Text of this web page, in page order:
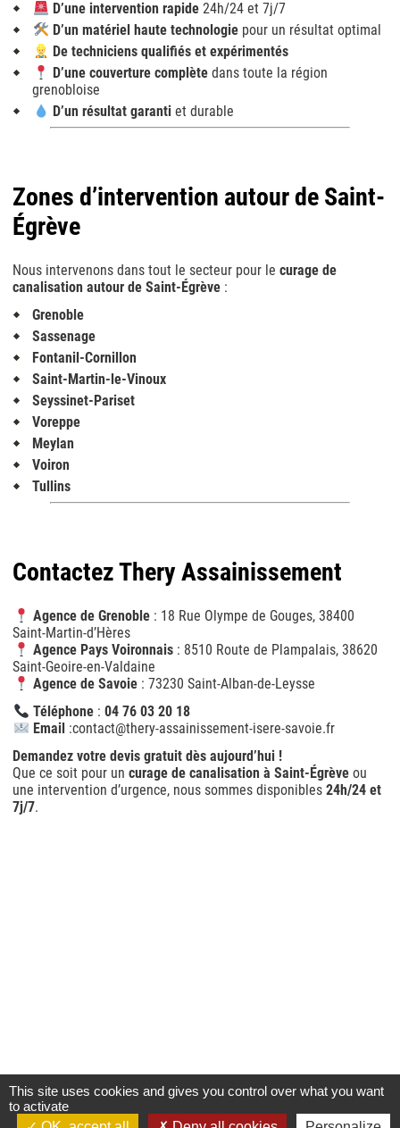
D’une intervention rapide24h/24 et 7j/7
D’un matériel haute technologiepour un résultat optimal
De techniciens qualifiés et expérimentés
D’une couverture complètedans toute la région
grenobloise
D’un résultat garantiet durable
Zones d’intervention autour de Saint-
Égrève
Nous intervenons dans tout le secteur pour lecurage de
canalisation autour de Saint-Égrève :
Grenoble
Sassenage
Fontanil-Cornillon
Saint-Martin-le-Vinoux
Seyssinet-Pariset
Voreppe
Meylan
Voiron
Tullins
Contactez Thery Assainissement
Agence de Grenoble: 18 Rue Olympe de Gouges, 38400
Saint-Martin-d’Hères
Agence Pays Voironnais: 8510 Route de Plampalais, 38620
Saint-Geoire-en-Valdaine
Agence de Savoie: 73230 Saint-Alban-de-Leysse
Téléphone: 04 76 03 20 18
Email :contact@thery-assainissement-isere-savoie.fr
Demandez votre devis gratuit dès aujourd’hui !
Que ce soit pour uncurage de canalisation à Saint-Égrève ou
une intervention d’urgence, nous sommes disponibles24h/24 et
7j/7.
This site uses cookies and gives you control over what you want
to activate